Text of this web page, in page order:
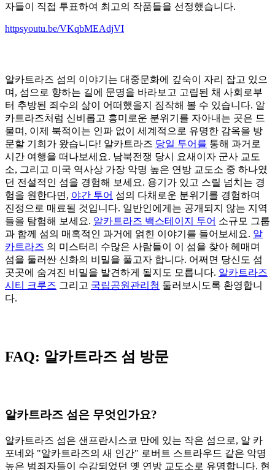
자들이 직접 투표하여 최고의 작품들을 선정했습니다.
httpsyoutu.be/VKqbMEAdjVI
알카트라즈 섬의 이야기는 대중문화에 깊숙이 자리 잡고 있으
며, 섬으로 향하는 길에 문명을 바라보고 고립된 채 사회로부
터 추방된 죄수의 삶이 어떠했을지 짐작해 볼 수 있습니다. 알
카트라즈처럼 신비롭고 흥미로운 분위기를 자아내는 곳은 드
물며, 이제 북적이는 인파 없이 세계적으로 유명한 감옥을 방
문할 기회가 왔습니다! 알카트라즈 당일 투어를 통해 과거로
시간 여행을 떠나보세요. 남북전쟁 당시 요새이자 군사 교도
소, 그리고 미국 역사상 가장 악명 높은 연방 교도소 중 하나였
던 전설적인 섬을 경험해 보세요. 용기가 있고 스릴 넘치는 경
험을 원한다면, 야간 투어 섬의 다채로운 분위기를 경험하며
진정으로 매료될 것입니다. 일반인에게는 공개되지 않는 지역
들을 탐험해 보세요. 알카트라즈 백스테이지 투어 소규모 그룹
과 함께 섬의 매혹적인 과거에 얽힌 이야기를 들어보세요. 알
카트라즈 의 미스터리 수많은 사람들이 이 섬을 찾아 헤매며
섬을 둘러싼 신화의 비밀을 풀고자 합니다. 어쩌면 당신도 섬
곳곳에 숨겨진 비밀을 발견하게 될지도 모릅니다. 알카트라즈
시티 크루즈 그리고 국립공원관리청 둘러보시도록 환영합니
다.
FAQ: 알카트라즈 섬 방문
알카트라즈 섬은 무엇인가요?
알카트라즈 섬은 샌프란시스코 만에 있는 작은 섬으로, 알 카
포네와 "알카트라즈의 새 인간" 로버트 스트라우드 같은 악명
높은 범죄자들이 수감되었던 옛 연방 교도소로 유명합니다. 현